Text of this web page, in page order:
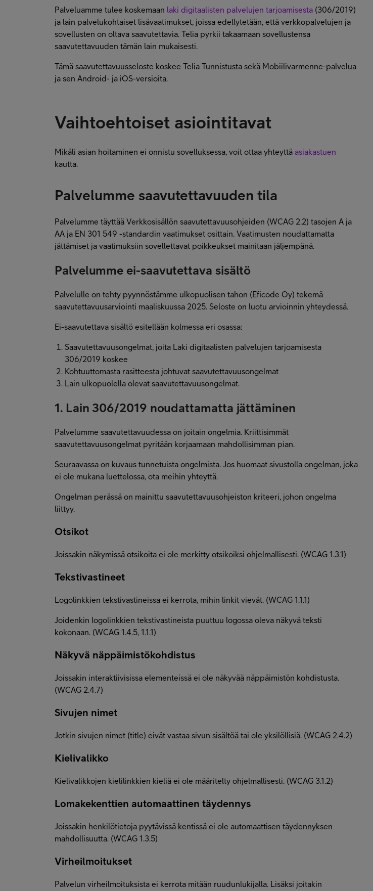
Palveluamme tulee koskemaan laki digitaalisten palvelujen tarjoamisesta (306/2019)
ja lain palvelukohtaiset lisävaatimukset, joissa edellytetään, että verkkopalvelujen ja
sovellusten on oltava saavutettavia. Telia pyrkii takaamaan sovellustensa
saavutettavuuden tämän lain mukaisesti.
Tämä saavutettavuusseloste koskee Telia Tunnistusta sekä Mobiilivarmenne-palvelua
ja sen Android- ja iOS-versioita.
Vaihtoehtoiset asiointitavat
Mikäli asian hoitaminen ei onnistu sovelluksessa, voit ottaa yhteyttä asiakastuen
kautta.
Palvelumme saavutettavuuden tila
Palvelumme täyttää Verkkosisällön saavutettavuusohjeiden (WCAG 2.2) tasojen A ja
AA ja EN 301 549 -standardin vaatimukset osittain. Vaatimusten noudattamatta
jättämiset ja vaatimuksiin sovellettavat poikkeukset mainitaan jäljempänä.
Palvelumme ei-saavutettava sisältö
Palvelulle on tehty pyynnöstämme ulkopuolisen tahon (Eficode Oy) tekemä
saavutettavuusarviointi maaliskuussa 2025. Seloste on luotu arvioinnin yhteydessä.
Ei-saavutettava sisältö esitellään kolmessa eri osassa:
Saavutettavuusongelmat, joita Laki digitaalisten palvelujen tarjoamisesta
306/2019 koskee
Kohtuuttomasta rasitteesta johtuvat saavutettavuusongelmat
Lain ulkopuolella olevat saavutettavuusongelmat.
1. Lain 306/2019 noudattamatta jättäminen
Palvelumme saavutettavuudessa on joitain ongelmia. Kriittisimmät
saavutettavuusongelmat pyritään korjaamaan mahdollisimman pian.
Seuraavassa on kuvaus tunnetuista ongelmista. Jos huomaat sivustolla ongelman, joka
ei ole mukana luettelossa, ota meihin yhteyttä.
Ongelman perässä on mainittu saavutettavuusohjeiston kriteeri, johon ongelma
liittyy.
Otsikot
Joissakin näkymissä otsikoita ei ole merkitty otsikoiksi ohjelmallisesti. (WCAG 1.3.1)
Tekstivastineet
Logolinkkien tekstivastineissa ei kerrota, mihin linkit vievät. (WCAG 1.1.1)
Joidenkin logolinkkien tekstivastineista puuttuu logossa oleva näkyvä teksti
kokonaan. (WCAG 1.4.5, 1.1.1)
Näkyvä näppäimistökohdistus
Joissakin interaktiivisissa elementeissä ei ole näkyvää näppäimistön kohdistusta.
(WCAG 2.4.7)
Sivujen nimet
Jotkin sivujen nimet (title) eivät vastaa sivun sisältöä tai ole yksilöllisiä. (WCAG 2.4.2)
Kielivalikko
Kielivalikkojen kielilinkkien kieliä ei ole määritelty ohjelmallisesti. (WCAG 3.1.2)
Lomakekenttien automaattinen täydennys
Joissakin henkilötietoja pyytävissä kentissä ei ole automaattisen täydennyksen
mahdollisuutta. (WCAG 1.3.5)
Virheilmoitukset
Palvelun virheilmoituksista ei kerrota mitään ruudunlukijalla. Lisäksi joitakin